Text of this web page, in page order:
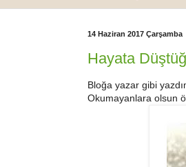
14 Haziran 2017 Çarşamba
Hayata
Bloğa yazar gibi
Okumayanlara olsun